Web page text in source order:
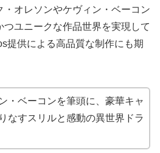
オレソンやケヴィン・ベーコン
つユニークな作品世界を実現して
提供による高品質な制作にも期
・ベーコンを筆頭に、豪華キャ
なすスリルと感動の異世界ドラ